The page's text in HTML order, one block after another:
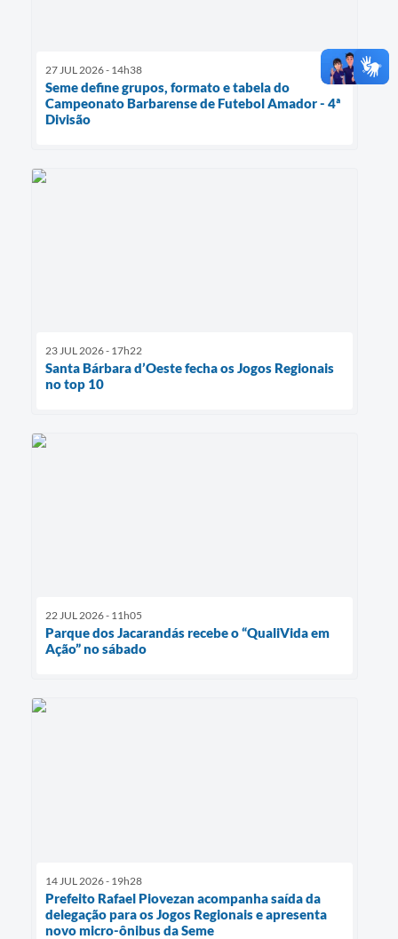
27 JUL 2026 - 14h38
Seme define grupos, formato e tabela do
Campeonato Barbarense de Futebol Amador - 4ª
Divisão
23 JUL 2026 - 17h22
Santa Bárbara d’Oeste fecha os Jogos Regionais
no top 10
22 JUL 2026 - 11h05
Parque dos Jacarandás recebe o “QualiVida em
Ação” no sábado
14 JUL 2026 - 19h28
Prefeito Rafael Piovezan acompanha saída da
delegação para os Jogos Regionais e apresenta
novo micro-ônibus da Seme